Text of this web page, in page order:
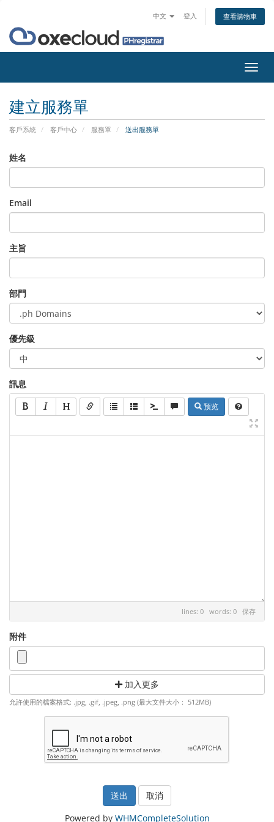
中文 登入 查看購物車
切
換
建立服務單
客戶系統 客戶中心 服務單 送出服務單
姓名
Email
主旨
部門
優先級
訊息
预览
lines: 0 words: 0 保存
附件
加入更多
允許使用的檔案格式: .jpg, .gif, .jpeg, .png (最大文件大小： 512MB)
取消
Powered by WHMCompleteSolution